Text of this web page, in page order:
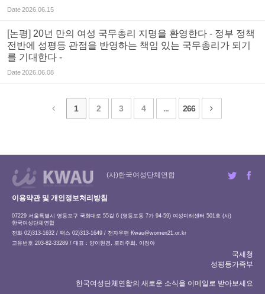
Date2026.06.15
[논평] 20년 만의 여성 국무총리 지명을 환영한다 - 정부 정책
전반에 성평등 관점을 반영하는 책임 있는 국무총리가 되기
를 기대한다 -
Date2026.06.08
1 2 3 4 ... 266
(사)한국여성단체연합
이용약관 및 개인정보처리방침
07229 서울특별시 영등포구 국회대로 55길 6 (영등포동 7가 94-59) 여성미래센터 501호 (사)
한국여성단체연합
전화 02)313-1632 / 팩스 02)313-1649 / 전자우편 Kwau@women21.or.kr
고유번호 203-82-33289 / 대표 : 양이현경, 로리주희, 이정아
국세청
성평등가족부
한국여성단체연합의 새로운 소식을 이메일로 받아보세요